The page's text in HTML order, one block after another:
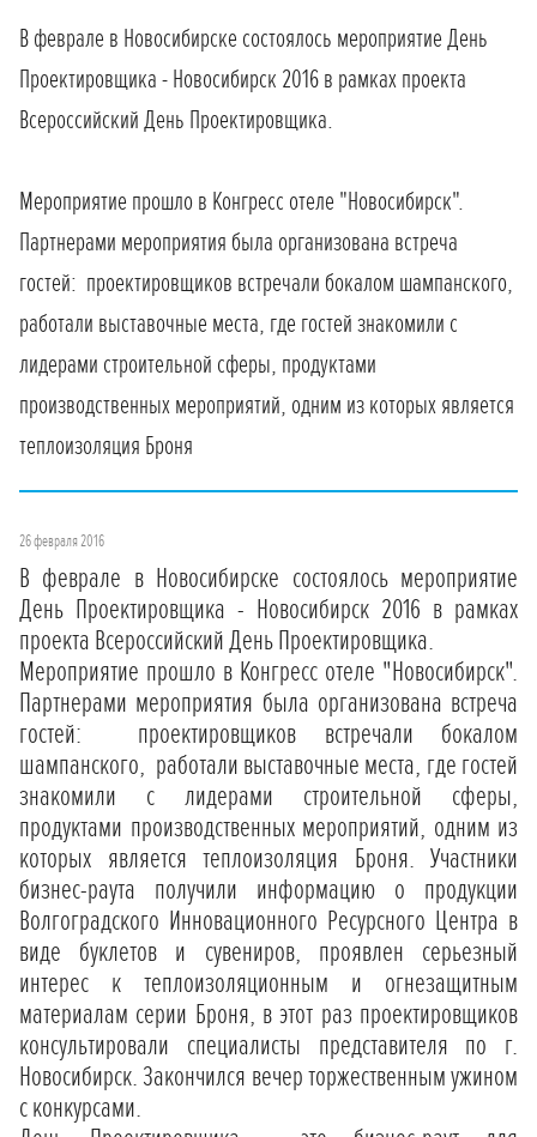
В феврале в Новосибирске состоялось мероприятие День
Проектировщика - Новосибирск 2016 в рамках проекта
Всероссийский День Проектировщика.
Мероприятие прошло в Конгресс отеле "Новосибирск".
Партнерами мероприятия была организована встреча
гостей: проектировщиков встречали бокалом шампанского,
работали выставочные места, где гостей знакомили с
лидерами строительной сферы, продуктами
производственных мероприятий, одним из которых является
теплоизоляция Броня
26 февраля 2016
В феврале в Новосибирске состоялось мероприятие
День Проектировщика - Новосибирск 2016 в рамках
проекта Всероссийский День Проектировщика.
Мероприятие прошло в Конгресс отеле "Новосибирск".
Партнерами мероприятия была организована встреча
гостей: проектировщиков встречали бокалом
шампанского, работали выставочные места, где гостей
знакомили с лидерами строительной сферы,
продуктами производственных мероприятий, одним из
которых является теплоизоляция Броня. Участники
бизнес-раута получили информацию о продукции
Волгоградского Инновационного Ресурсного Центра в
виде буклетов и сувениров, проявлен серьезный
интерес к теплоизоляционным и огнезащитным
материалам серии Броня, в этот раз проектировщиков
консультировали специалисты представителя по г.
Новосибирск. Закончился вечер торжественным ужином
с конкурсами.